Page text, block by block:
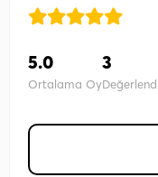
5.0
Ortalama Oy
3